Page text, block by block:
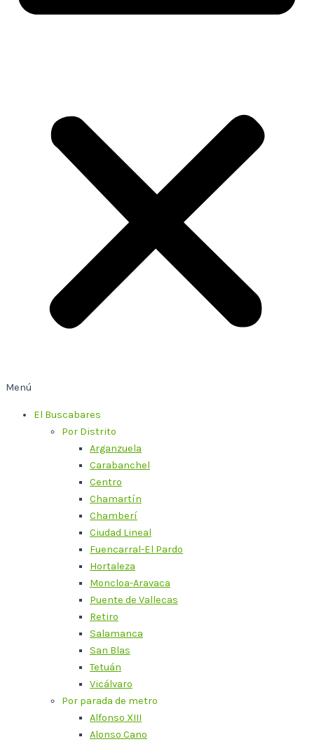
Menú
El Buscabares
Por Distrito
Arganzuela
Carabanchel
Centro
Chamartín
Chamberí
Ciudad Lineal
Fuencarral-El Pardo
Hortaleza
Moncloa-Aravaca
Puente de Vallecas
Retiro
Salamanca
San Blas
Tetuán
Vicálvaro
Por parada de metro
Alfonso XIII
Alonso Cano